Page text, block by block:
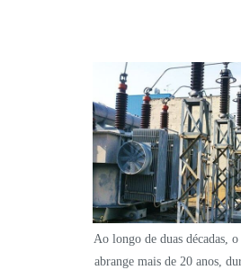
Ao longo de duas décadas,
abrange mais de 20 anos,